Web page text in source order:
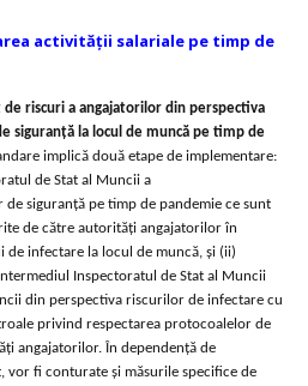
activității salariale pe timp de
riscuri a angajatorilor din perspectiva
siguranță la locul de muncă pe timp de
implică două etape de implementare:
de Stat al Muncii a
siguranță pe timp de pandemie ce sunt
de către autorități angajatorilor în
infectare la locul de muncă, și (ii)
Inspectoratul de Stat al Muncii
din perspectiva riscurilor de infectare cu
privind respectarea protocoalelor de
angajatorilor. În dependență de
vor fi conturate și măsurile specifice de